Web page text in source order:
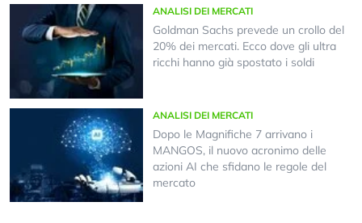
ANALISI DEI MERCATI
Goldman Sachs prevede un crollo del
20% dei mercati. Ecco dove gli ultra
ricchi hanno già spostato i soldi
ANALISI DEI MERCATI
Dopo le Magnifiche 7 arrivano i
MANGOS, il nuovo acronimo delle
azioni AI che sfidano le regole del
mercato